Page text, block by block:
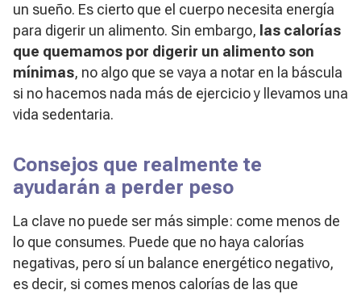
un sueño. Es cierto que el cuerpo necesita energía
para digerir un alimento. Sin embargo, las calorías
que quemamos por digerir un alimento son
mínimas, no algo que se vaya a notar en la báscula
si no hacemos nada más de ejercicio y llevamos una
vida sedentaria.
Consejos que realmente te
ayudarán a perder peso
La clave no puede ser más simple: come menos de
lo que consumes. Puede que no haya calorías
negativas, pero sí un balance energético negativo,
es decir, si comes menos calorías de las que